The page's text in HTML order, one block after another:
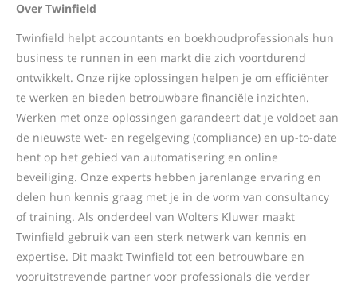
Over Twinfield
Twinfield helpt accountants en boekhoudprofessionals hun
business te runnen in een markt die zich voortdurend
ontwikkelt. Onze rijke oplossingen helpen je om efficiënter
te werken en bieden betrouwbare financiële inzichten.
Werken met onze oplossingen garandeert dat je voldoet aan
de nieuwste wet- en regelgeving (compliance) en up-to-date
bent op het gebied van automatisering en online
beveiliging. Onze experts hebben jarenlange ervaring en
delen hun kennis graag met je in de vorm van consultancy
of training. Als onderdeel van Wolters Kluwer maakt
Twinfield gebruik van een sterk netwerk van kennis en
expertise. Dit maakt Twinfield tot een betrouwbare en
vooruitstrevende partner voor professionals die verder